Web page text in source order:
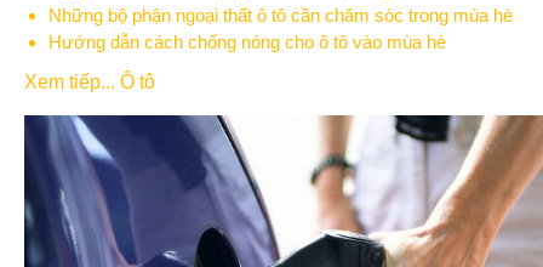
Những bộ phận ngoại thất ô tô cần chăm sóc trong mùa hè
Hướng dẫn cách chống nóng cho ô tô vào mùa hè
Xem tiếp... Ô tô